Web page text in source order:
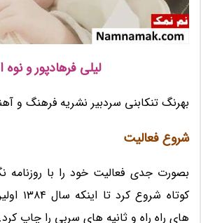
لیلی فرهادپور و
بهرنگ تنکابنی سردبیر نشریه فرهنگ و
شروع فعالیت
بصورت جدی فعالیت خود را با روزنامه
کوتاه
های راه راه و ثانیه های سربی را چاپ کرد.